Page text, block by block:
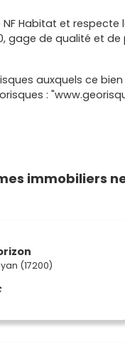
Habitat et
gage de qualité et
auxquels ce
:
immobiliers
(17200)